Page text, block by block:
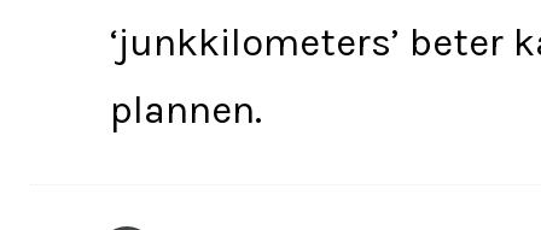
‘junkkilometers’ beter
plannen.